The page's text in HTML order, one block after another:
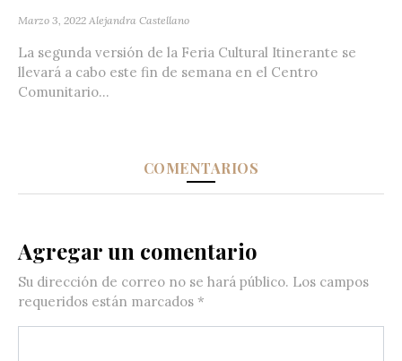
Marzo 3, 2022 Alejandra Castellano
La segunda versión de la Feria Cultural Itinerante se
llevará a cabo este fin de semana en el Centro
Comunitario...
COMENTARIOS
Agregar un comentario
Su dirección de correo no se hará público. Los campos
requeridos están marcados *